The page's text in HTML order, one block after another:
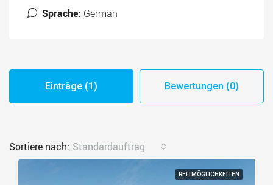
Sprache: German
Einträge (1) Bewertungen (0)
Sortiere nach: Standardauftrag
REITMÖGLICHKEITEN